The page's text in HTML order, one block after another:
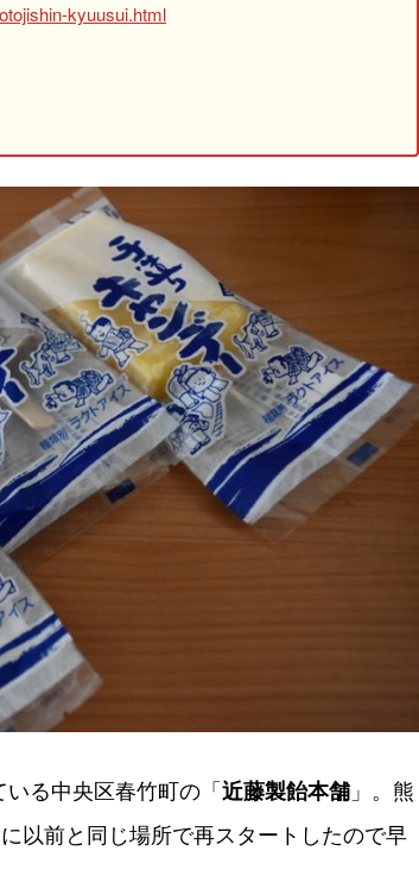
kyuusui.html
る中央区春竹町の「近藤製飴本舗 」。熊
以前と同じ場所で再スタートしたので早